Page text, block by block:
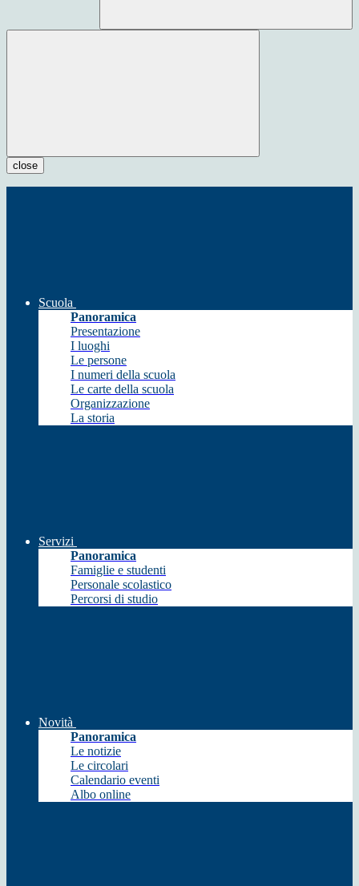
close
Scuola
Panoramica
Presentazione
I luoghi
Le persone
I numeri della scuola
Le carte della scuola
Organizzazione
La storia
Servizi
Panoramica
Famiglie e studenti
Personale scolastico
Percorsi di studio
Novità
Panoramica
Le notizie
Le circolari
Calendario eventi
Albo online